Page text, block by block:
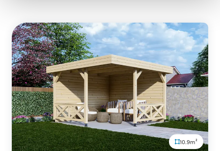
10.9m²